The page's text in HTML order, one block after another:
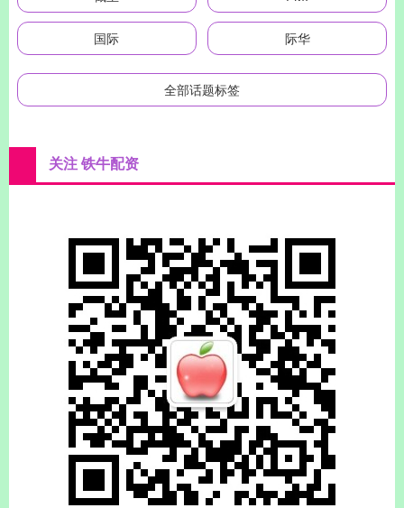
国际 际华
全部话题标签
关注 铁牛配资